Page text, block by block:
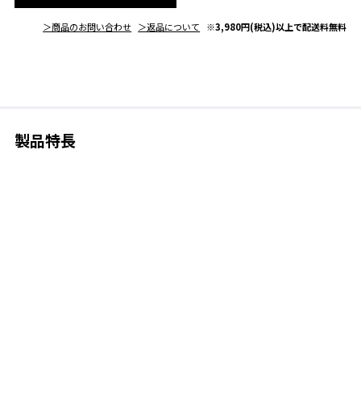
＞商品のお問い合わせ ＞返品について ※3,980円(税込)以上で配送料無料
製品特長